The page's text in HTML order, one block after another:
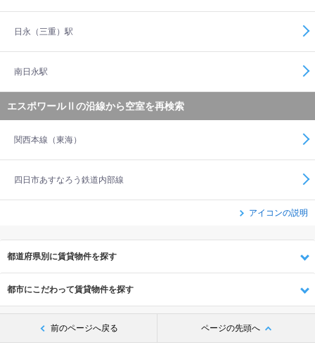
日永（三重）駅
南日永駅
エスポワールⅡの沿線から空室を再検索
関西本線（東海）
四日市あすなろう鉄道内部線
アイコンの説明
都道府県別に賃貸物件を探す
都市にこだわって賃貸物件を探す
前のページへ戻る ページの先頭へ